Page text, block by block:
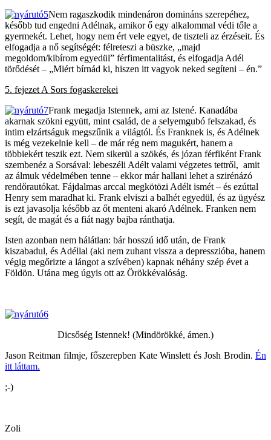
Nem ragaszkodik mindenáron domináns szerepéhez,
később tud engedni Adélnak, amikor ő egy alkalommal védi tőle a
gyermekét. Lehet, hogy nem ért vele egyet, de tiszteli az érzéseit. És
elfogadja a nő segítségét: félreteszi a büszke, „majd
megoldom/kibírom egyedül” férfimentalitást, és elfogadja Adél
törődését – „Miért bírnád ki, hiszen itt vagyok neked segíteni – én.”
5. fejezet A Sors fogaskerekei
Frank megadja Istennek, ami az Istené. Kanadába
akarnak szökni együtt, mint család, de a selyemgubó felszakad, és
intim elzártságuk megszűnik a világtól. És Franknek is, és Adélnek
is még vezekelnie kell – de már rég nem magukért, hanem a
többiekért teszik ezt. Nem sikerül a szökés, és józan férfiként Frank
szembenéz a Sorsával: lebeszéli Adélt valami végzetes tettről, amit
az álmuk védelmében tenne – ekkor már hallani lehet a szirénázó
rendőrautókat. Fájdalmas arccal megkötözi Adélt ismét – és ezúttal
Henry sem maradhat ki. Frank elviszi a balhét egyedül, és az ügyész
is ezt javasolja később az őt menteni akaró Adélnek. Franken nem
segít, de magát és a fiát nagy bajba ránthatja.
Isten azonban nem hálátlan: bár hosszú idő után, de Frank
kiszabadul, és Adéllal (aki nem zuhant vissza a depresszióba, hanem
végig megőrizte a lángot a szívében) kapnak néhány szép évet a
Földön. Utána meg úgyis ott az Örökkévalóság.
Dicsőség Istennek! (Mindörökké, ámen.)
Jason Reitman filmje, főszerepben Kate Winslett és Josh Brodin. Én
itt láttam.
;-)
Zoli